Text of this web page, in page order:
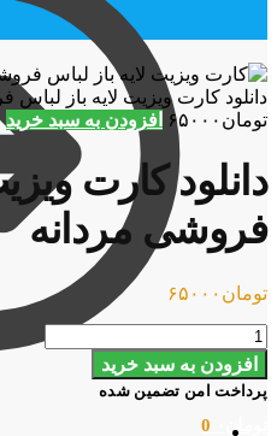
0
دانلود کارت ویزیت لایه باز لباس
تومان ۶۵۰۰۰ افزودن به سبد خرید
دانلود کارت
فروشی مردانه
تومان ۶۵۰۰۰
دانلود
کارت
ویزیت
لایه
افزودن به سبد خرید
پرداخت امن تضمین شده